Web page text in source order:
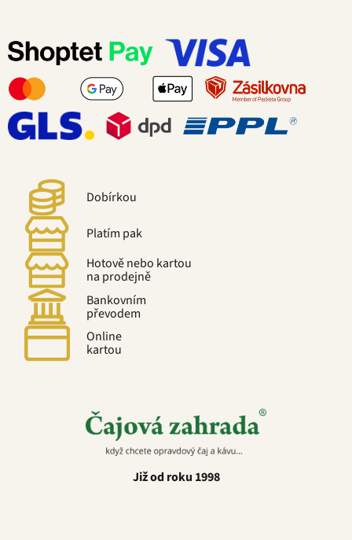
Dobírkou
Platím pak
Hotově nebo kartou
na prodejně
Bankovním
převodem
Online
kartou
Již od roku 1998